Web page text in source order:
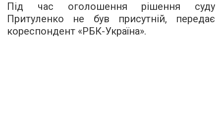
Під час оголошення рішення суду
Притуленко не був присутній, передає
кореспондент «РБК-Україна».